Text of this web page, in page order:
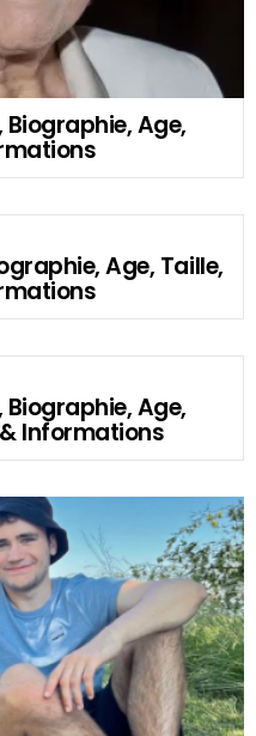
Age,
Age, Taille,
Age,
Informations